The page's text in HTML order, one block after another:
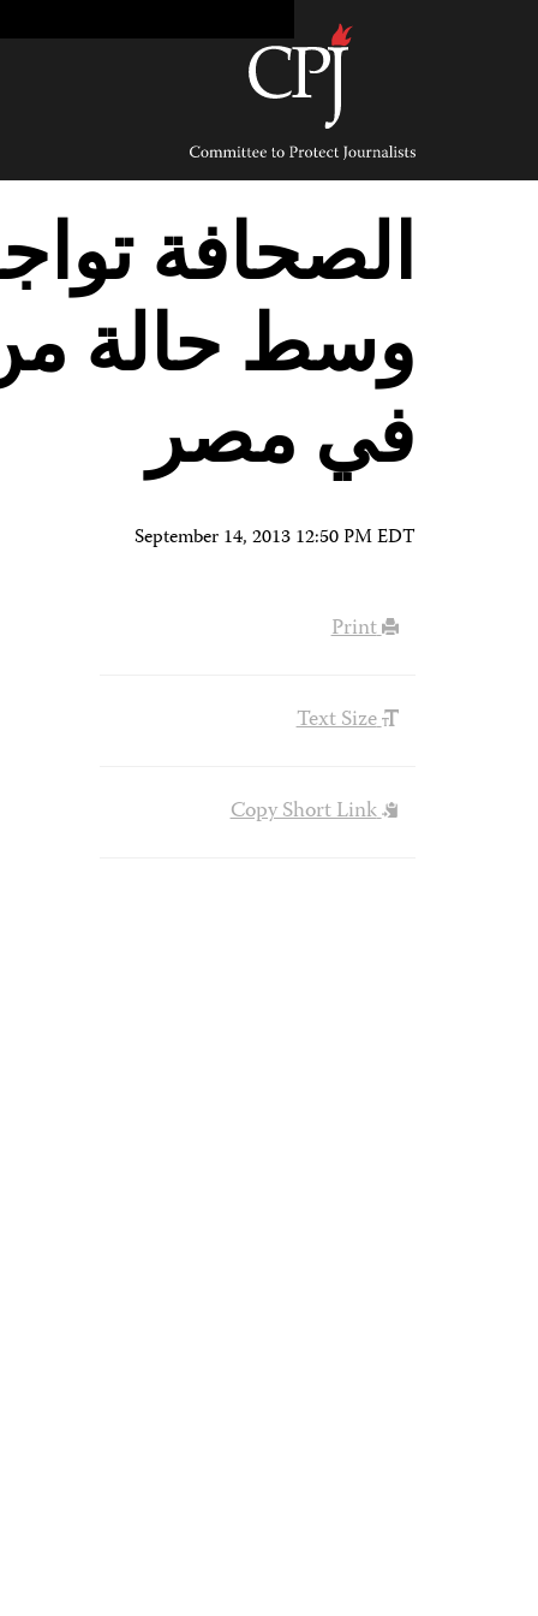
Committee
Protect
Journalists
الصحافة
وسط حالة من
في مصر
September 14, 2013 12:50 PM EDT
Print
Text Size
Copy Short Link